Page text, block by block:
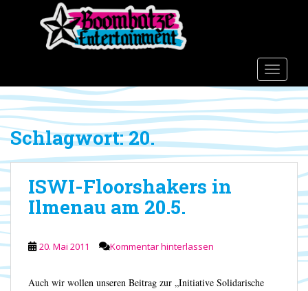
o
m
a
c
t
e
n
Schlagwort:20.
ISWI-Floorshakers in
Ilmenau am 20.5.
20. Mai 2011 Kommentar hinterlassen
Auch wir wollen unseren Beitrag zur „Initiative Solidarische